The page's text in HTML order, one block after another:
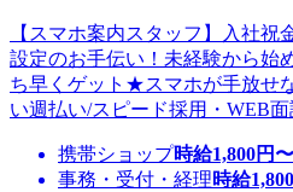
【スマホ案内スタッフ】入社
設定のお手伝い！未経験から始
ち早くゲット★スマホが手放せ
い週払い/スピード採用・WEB
携帯ショップ時給1,800円〜
事務・受付・経理時給1,800